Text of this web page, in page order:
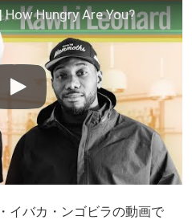
Hungry Are You?
イバカ・ンゴビラの動画で